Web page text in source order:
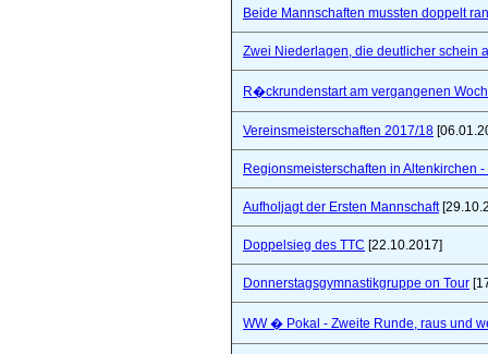
Beide Mannschaften mussten doppelt
Zwei Niederlagen, die deutlicher schein
R�ckrundenstart am vergangenen
Vereinsmeisterschaften 2017/18
Regionsmeisterschaften in Altenkirchen
Aufholjagt der Ersten Mannschaft
Doppelsieg des TTC [22.10.2017]
Donnerstagsgymnastikgruppe on Tour
WW � Pokal - Zweite Runde, raus und